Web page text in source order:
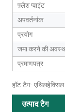
फ़्लैश प्वाइंट
अपवर्तनांक
प्रयोग
जमा करने की
प्रमाणपत्र
हॉट टैग:
उत्पाद टैग